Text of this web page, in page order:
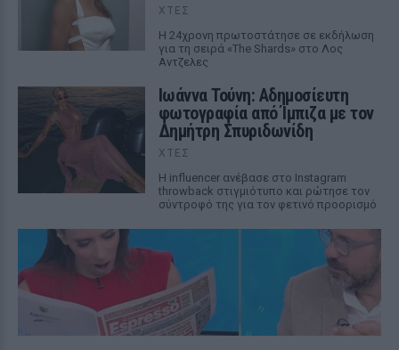
ΧΤΕΣ
Η 24χρονη πρωτοστάτησε σε εκδήλωση
για τη σειρά «The Shards» στο Λος
Αντζελες
Ιωάννα Τούνη: Αδημοσίευτη
φωτογραφία από Ίμπιζα με τον
Δημήτρη Σπυριδωνίδη
ΧΤΕΣ
Η influencer ανέβασε στο Instagram
throwback στιγμιότυπο και ρώτησε τον
σύντροφό της για τον φετινό προορισμό